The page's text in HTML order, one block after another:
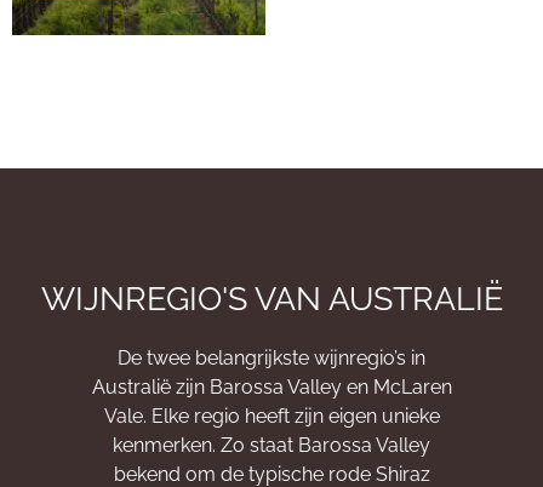
WIJNREGIO'S VAN AUSTRALIË
De twee belangrijkste wijnregio’s in
Australië zijn Barossa Valley en McLaren
Vale. Elke regio heeft zijn eigen unieke
kenmerken. Zo staat Barossa Valley
bekend om de typische rode Shiraz